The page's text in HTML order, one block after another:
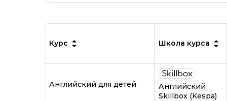
Курс Школа курса
Английский для детей
Английский
Skillbox (Kespa)